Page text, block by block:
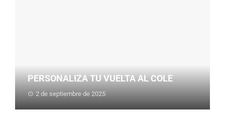
PERSONALIZA TU VUELTA AL COLE
2 de septiembre de 2025
https://www.alegra.es/es/vuelta-al-cole